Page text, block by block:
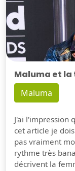
Maluma et
Maluma
J'ai l'impression
cet article je
pas vraiment
rythme très
décrivent la